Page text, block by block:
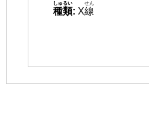
種類
しゅるい
: X線
せん